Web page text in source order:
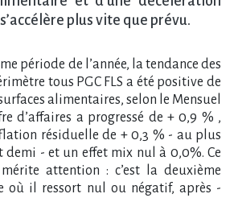
plus vite que prévu.
période de l​‌’année, la tendance des
tous PGC FLS a été positive de
alimentaires, selon le Mensuel
d​‌’affaires a progressé de + 0,9 % ,
résiduelle de + 0,3 % - au plus
demi - et un effet mix nul à 0,0%. Ce
attention : c​‌’est la deuxième
où il ressort nul ou négatif, après -